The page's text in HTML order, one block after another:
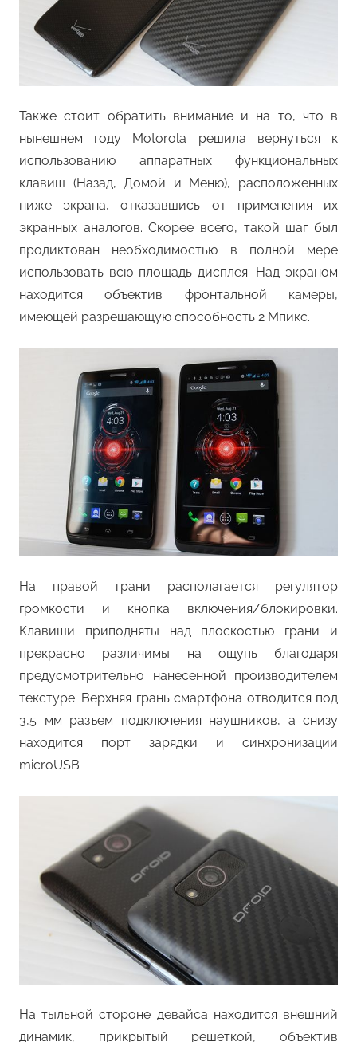
Также стоит обратить внимание и на то, что в
нынешнем году Motorola решила вернуться к
использованию аппаратных функциональных
клавиш (Назад, Домой и Меню), расположенных
ниже экрана, отказавшись от применения их
экранных аналогов. Скорее всего, такой шаг был
продиктован необходимостью в полной мере
использовать всю площадь дисплея. Над экраном
находится объектив фронтальной камеры,
имеющей разрешающую способность 2 Мпикс.
На правой грани располагается регулятор
громкости и кнопка включения/блокировки.
Клавиши приподняты над плоскостью грани и
прекрасно различимы на ощупь благодаря
предусмотрительно нанесенной производителем
текстуре. Верхняя грань смартфона отводится под
3,5 мм разъем подключения наушников, а снизу
находится порт зарядки и синхронизации
microUSB
На тыльной стороне девайса находится внешний
динамик, прикрытый решеткой, объектив